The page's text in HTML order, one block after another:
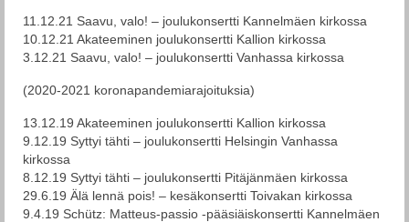
11.12.21 Saavu, valo! – joulukonsertti Kannelmäen kirkossa
10.12.21 Akateeminen joulukonsertti Kallion kirkossa
3.12.21 Saavu, valo! – joulukonsertti Vanhassa kirkossa
(2020-2021 koronapandemiarajoituksia)
13.12.19 Akateeminen joulukonsertti Kallion kirkossa
9.12.19 Syttyi tähti – joulukonsertti Helsingin Vanhassa
kirkossa
8.12.19 Syttyi tähti – joulukonsertti Pitäjänmäen kirkossa
29.6.19 Älä lennä pois! – kesäkonsertti Toivakan kirkossa
9.4.19 Schütz: Matteus-passio -pääsiäiskonsertti Kannelmäen